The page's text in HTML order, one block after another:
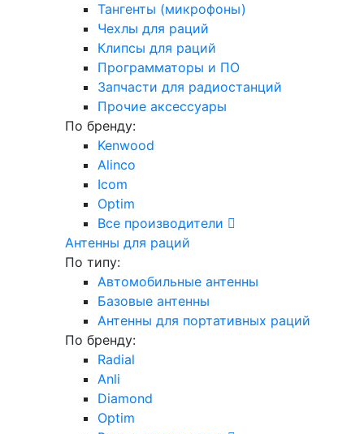
Тангенты (микрофоны)
Чехлы для раций
Клипсы для раций
Программаторы и ПО
Запчасти для радиостанций
Прочие аксессуары
По бренду:
Kenwood
Alinco
Icom
Optim
Все производители
Антенны для раций
По типу:
Автомобильные антенны
Базовые антенны
Антенны для портативных раций
По бренду:
Radial
Anli
Diamond
Optim